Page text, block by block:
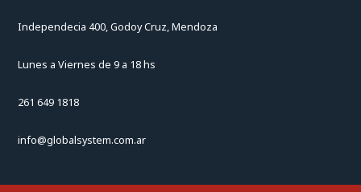
Independecia 400, Godoy Cruz, Mendoza
Lunes a Viernes de 9 a 18 hs
261 649 1818
info@globalsystem.com.ar